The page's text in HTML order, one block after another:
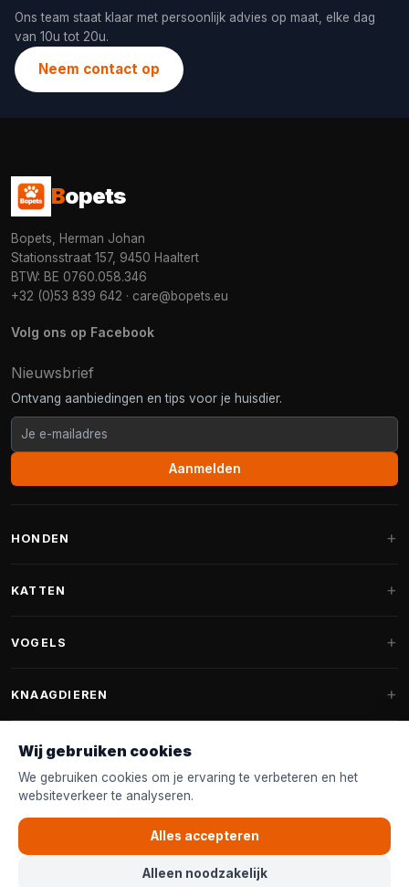
Ons team staat klaar met persoonlijk advies op maat, elke dag
van 10u tot 20u.
Neem contact op
Bopets
Bopets, Herman Johan
Stationsstraat 157, 9450 Haaltert
BTW: BE 0760.058.346
+32 (0)53 839 642 · care@bopets.eu
Volg ons op Facebook
Nieuwsbrief
Ontvang aanbiedingen en tips voor je huisdier.
Aanmelden
HONDEN
Fantail hondenmanden
Hondenspeelgoed
Halsband & Lijn
Shampoo & Verzorging
KATTEN
Krabpalen voor Maine Coon
Kattenmanden
VOGELS
Vogelvoer binnenvogels
Voederhuisjes
Nestkastjes & Nesting
Tuinvogelvoer
Vogelspeelgoed
KNAAGDIEREN
Knaagdierenvoer
Accessoires
Fantail vervanghoezen
KLANTENSERVICE
Contact & Advies
Wij gebruiken cookies
We gebruiken cookies om je ervaring te verbeteren en het
websiteverkeer te analyseren.
Alles accepteren
Alleen noodzakelijk